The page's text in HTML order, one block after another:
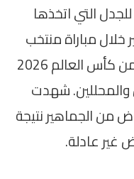
للجدل التي اتخذها
خلال مباراة منتخب
مصر ضد الأرجنتين في دور الـ16 من كأس العالم 2026
والمحللين. شهدت
من الجماهير نتيجة
غير عادلة.